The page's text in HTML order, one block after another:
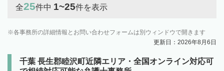
全25件中 1~25件を表示
各事務所の詳細情報とお問い合わせフォームは別ウィンドウで開きます
更新日：2026年8月6日
千葉 長生郡睦沢町近隣エリア・全国オンライン対応可